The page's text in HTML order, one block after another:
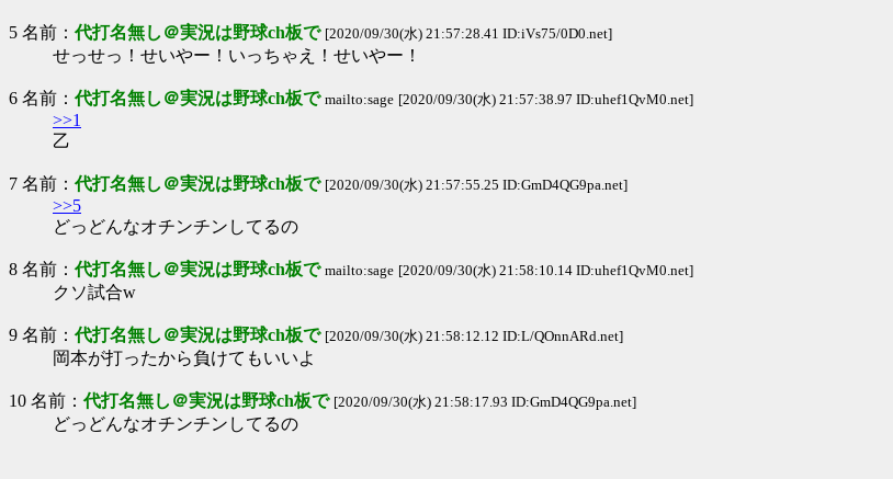
5 名前： 代打名無し＠実況は野球ch板で [2020/09/30(水) 21:57:28.41 ID:iVs75/0D0.net]
せっせっ！せいやー！いっちゃえ！せいやー！
6 名前： 代打名無し＠実況は野球ch板で mailto:sage [2020/09/30(水) 21:57:38.97 ID:uhef1QvM0.net]
>>1
乙
7 名前： 代打名無し＠実況は野球ch板で [2020/09/30(水) 21:57:55.25 ID:GmD4QG9pa.net]
>>5
どっどんなオチンチンしてるの
8 名前： 代打名無し＠実況は野球ch板で mailto:sage [2020/09/30(水) 21:58:10.14 ID:uhef1QvM0.net]
クソ試合w
9 名前： 代打名無し＠実況は野球ch板で [2020/09/30(水) 21:58:12.12 ID:L/QOnnARd.net]
岡本が打ったから負けてもいいよ
10 名前： 代打名無し＠実況は野球ch板で [2020/09/30(水) 21:58:17.93 ID:GmD4QG9pa.net]
どっどんなオチンチンしてるの